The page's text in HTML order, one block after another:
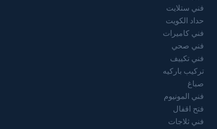
فني ستلايت
حداد الكويت
فني كاميرات
فني صحي
فني تكييف
تركيب باركيه
صباغ
فني المونيوم
فتح اقفال
فني ثلاجات